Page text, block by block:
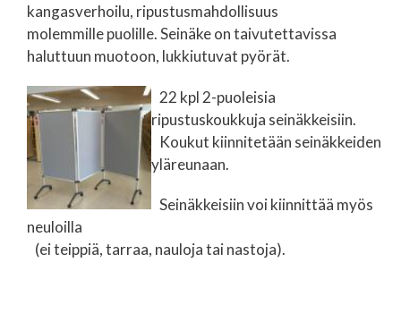
kangasverhoilu, ripustusmahdollisuus
molemmille puolille. Seinäke on taivutettavissa
haluttuun muotoon, lukkiutuvat pyörät.
22 kpl 2-puoleisia
ripustuskoukkuja seinäkkeisiin.
Koukut kiinnitetään seinäkkeiden
yläreunaan.
Seinäkkeisiin voi kiinnittää myös
neuloilla
(ei teippiä, tarraa, nauloja tai nastoja).